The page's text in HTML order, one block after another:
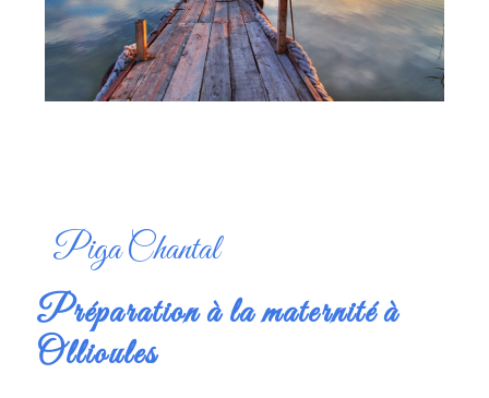
Piga Chantal
Préparation à la maternité à
Ollioules